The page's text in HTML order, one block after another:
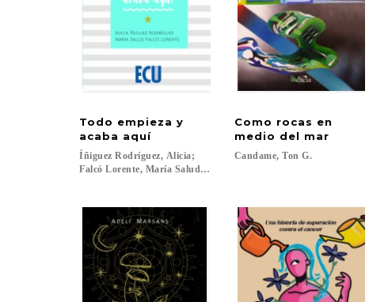
Todo empieza y
acaba aquí
Íñiguez Rodríguez, Alicia;
Falcó Lorente, María Salud ...
Como rocas en
medio del mar
Candame, Ton G.